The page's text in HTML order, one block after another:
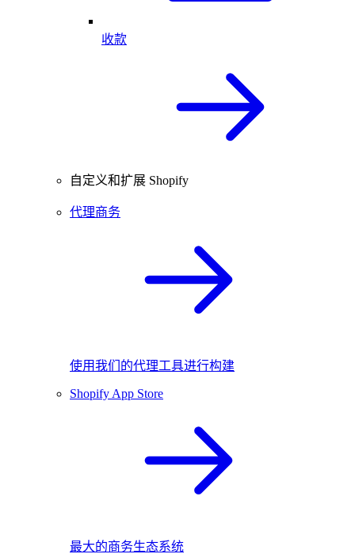
收款
自定义和扩展 Shopify
代理商务
使用我们的代理工具进行构建
Shopify App Store
最大的商务生态系统